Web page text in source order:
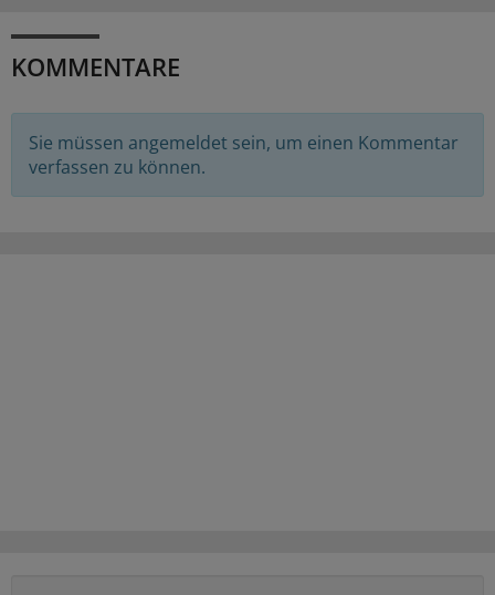
KOMMENTARE
Sie müssen angemeldet sein, um einen Kommentar
verfassen zu können.